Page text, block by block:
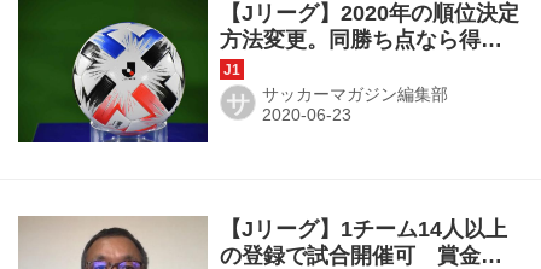
【Jリーグ】2020年の順位決定
方法変更。同勝ち点なら得失
点、対戦成績の順で決定
サ サッカーマガジン編集部
【Jリーグ】1チーム14人以上
の登録で試合開催可 賞金は